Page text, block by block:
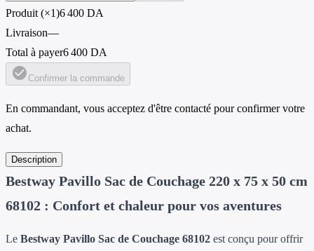
Produit (×1)6 400 DA
Livraison—
Total à payer6 400 DA
check_circle Confirmer la commande
En commandant, vous acceptez d'être contacté pour confirmer votre
achat.
Description
Bestway Pavillo Sac de Couchage 220 x 75 x 50 cm
68102 : Confort et chaleur pour vos aventures
Le Bestway Pavillo Sac de Couchage 68102 est conçu pour offrir